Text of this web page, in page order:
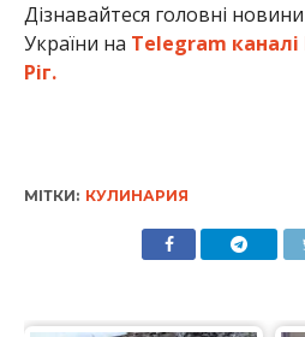
Дізнавайтеся головні
України на Telegram
Ріг.
МІТКИ: КУЛИНАРИЯ